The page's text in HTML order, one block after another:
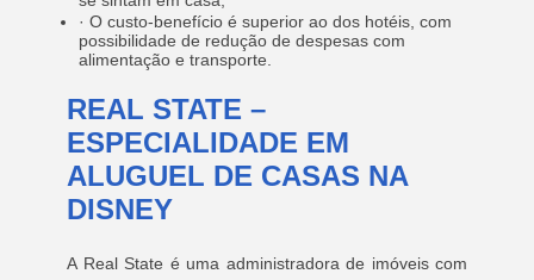
· O custo-benefício é superior ao dos hotéis, com
possibilidade de redução de despesas com
alimentação e transporte.
REAL STATE –
ESPECIALIDADE EM
ALUGUEL DE CASAS NA
DISNEY
A Real State é uma administradora de imóveis com